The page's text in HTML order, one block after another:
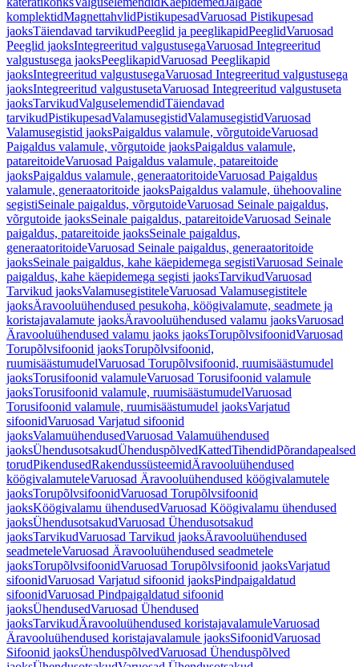
komplektidMagnettahvlidPistikupesadVaruosad Pistikupesad
jaoksTäiendavad tarvikudPeeglid ja peeglikapidPeeglidVaruosad
Peeglid jaoksIntegreeritud valgustusegaVaruosad Integreeritud
valgustusega jaoksPeeglikapidVaruosad Peeglikapid
jaoksIntegreeritud valgustusegaVaruosad Integreeritud valgustusega
jaoksIntegreeritud valgustusetaVaruosad Integreeritud valgustuseta
jaoksTarvikudValguselemendidTäiendavad
tarvikudPistikupesadValamusegistidValamusegistidVaruosad
Valamusegistid jaoksPaigaldus valamule, võrgutoideVaruosad
Paigaldus valamule, võrgutoide jaoksPaigaldus valamule,
patareitoideVaruosad Paigaldus valamule, patareitoide
jaoksPaigaldus valamule, generaatoritoideVaruosad Paigaldus
valamule, generaatoritoide jaoksPaigaldus valamule, ühehoovaline
segistiSeinale paigaldus, võrgutoideVaruosad Seinale paigaldus,
võrgutoide jaoksSeinale paigaldus, patareitoideVaruosad Seinale
paigaldus, patareitoide jaoksSeinale paigaldus,
generaatoritoideVaruosad Seinale paigaldus, generaatoritoide
jaoksSeinale paigaldus, kahe käepidemega segistiVaruosad Seinale
paigaldus, kahe käepidemega segisti jaoksTarvikudVaruosad
Tarvikud jaoksValamusegistiteleVaruosad Valamusegistitele
jaoksÄravooluühendused pesukoha, köögivalamute, seadmete ja
koristajavalamute jaoksÄravooluühendused valamu jaoksVaruosad
Äravooluühendused valamu jaoks jaoksTorupõlvsifoonidVaruosad
Torupõlvsifoonid jaoksTorupõlvsifoonid,
ruumisäästumudelVaruosad Torupõlvsifoonid, ruumisäästumudel
jaoksTorusifoonid valamuleVaruosad Torusifoonid valamule
jaoksTorusifoonid valamule, ruumisäästumudelVaruosad
Torusifoonid valamule, ruumisäästumudel jaoksVarjatud
sifoonidVaruosad Varjatud sifoonid
jaoksValamuühendusedVaruosad Valamuühendused
jaoksÜhendusotsakudÜhenduspõlvedKattedTihendidPõrandapealsed
torudPikendusedRakendussüsteemidÄravooluühendused
köögivalamuteleVaruosad Äravooluühendused köögivalamutele
jaoksTorupõlvsifoonidVaruosad Torupõlvsifoonid
jaoksKöögivalamu ühendusedVaruosad Köögivalamu ühendused
jaoksÜhendusotsakudVaruosad Ühendusotsakud
jaoksTarvikudVaruosad Tarvikud jaoksÄravooluühendused
seadmeteleVaruosad Äravooluühendused seadmetele
jaoksTorupõlvsifoonidVaruosad Torupõlvsifoonid jaoksVarjatud
sifoonidVaruosad Varjatud sifoonid jaoksPindpaigaldatud
sifoonidVaruosad Pindpaigaldatud sifoonid
jaoksÜhendusedVaruosad Ühendused
jaoksTarvikudÄravooluühendused koristajavalamuleVaruosad
Äravooluühendused koristajavalamule jaoksSifoonidVaruosad
Sifoonid jaoksÜhenduspõlvedVaruosad Ühenduspõlved